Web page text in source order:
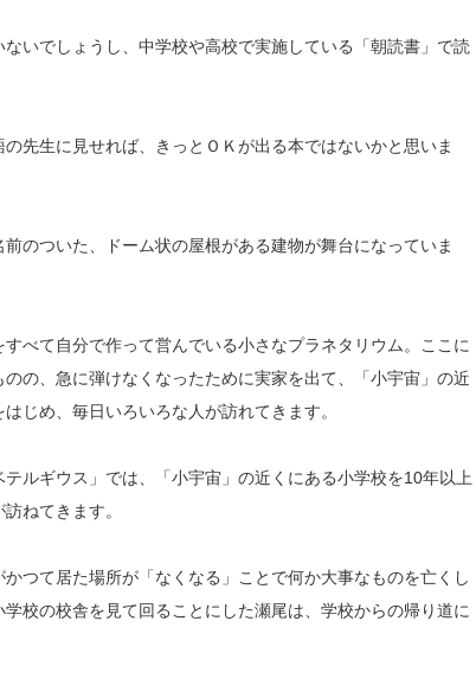
いでしょうし、中学校や高校で実施している「朝読書」で読
先生に見せれば、きっとＯＫが出る本ではないかと思いま
のついた、ドーム状の屋根がある建物が舞台になっていま
べて自分で作って営んでいる小さなプラネタリウム。ここに
の、急に弾けなくなったために実家を出て、「小宇宙」の近
じめ、毎日いろいろな人が訪れてきます。
ルギウス」では、「小宇宙」の近くにある小学校を10年以上
ねてきます。
つて居た場所が「なくなる」ことで何か大事なものを亡くし
校の校舎を見て回ることにした瀬尾は、学校からの帰り道に